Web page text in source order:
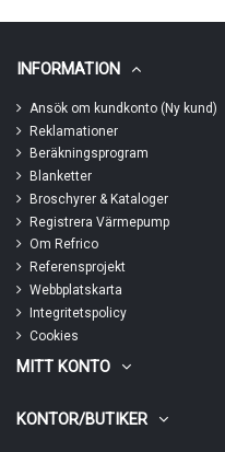
INFORMATION
Ansök om kundkonto (Ny kund)
Reklamationer
Beräkningsprogram
Blanketter
Broschyrer & Kataloger
Registrera Värmepump
Om Refrico
Referensprojekt
Webbplatskarta
Integritetspolicy
Cookies
MITT KONTO
KONTOR/BUTIKER